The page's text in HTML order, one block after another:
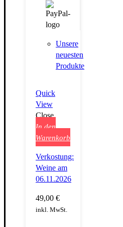
Unsere
neuesten
Produkte
Quick
View
Close
In den
Warenkorb
Verkostung:
Weine am
06.11.2026
49,00 €
inkl. MwSt.